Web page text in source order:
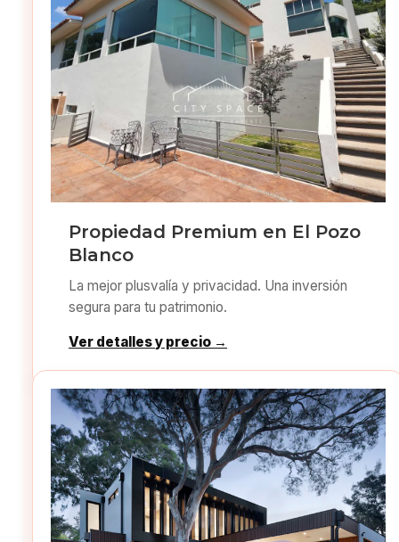
Propiedad Premium en El Pozo
Blanco
La mejor plusvalía y privacidad. Una inversión
segura para tu patrimonio.
Ver detalles y precio →